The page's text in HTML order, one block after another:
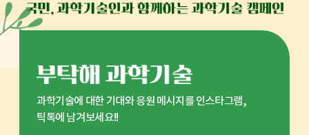
과학기술에 대한 기대와 응원 메시지를 인스타그램,
틱톡에 남겨보세요!!